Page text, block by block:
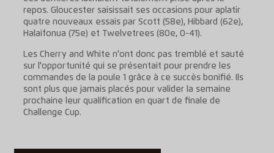
repos. Gloucester saisissait ses occasions pour aplatir
quatre nouveaux essais par Scott (58e), Hibbard (62e),
Halaifonua (75e) et Twelvetrees (80e, 0-41).
Les Cherry and White n'ont donc pas tremblé et sauté
sur l'opportunité qui se présentait pour prendre les
commandes de la poule 1 grâce à ce succès bonifié. Ils
sont plus que jamais placés pour valider la semaine
prochaine leur qualification en quart de finale de
Challenge Cup.